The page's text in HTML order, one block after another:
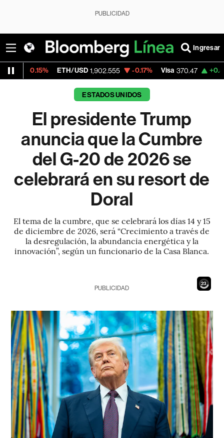
PUBLICIDAD
Ingresar
ETH/USD 1,902.555 -0.17% Visa 370.47 +0.52%
ESTADOS UNIDOS
El presidente Trump
anuncia que la Cumbre
del G-20 de 2026 se
celebrará en su resort de
Doral
El tema de la cumbre, que se celebrará los días 14 y 15
de diciembre de 2026, será “Crecimiento a través de
la desregulación, la abundancia energética y la
innovación”, según un funcionario de la Casa Blanca.
21
PUBLICIDAD